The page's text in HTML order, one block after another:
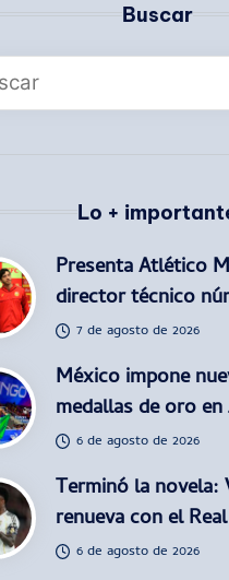
Buscar
Lo +
Presenta Atlético
director técnico
7 de agosto de 2026
México impone
medallas de oro
6 de agosto de 2026
Terminó la novela:
renueva con el
6 de agosto de 2026